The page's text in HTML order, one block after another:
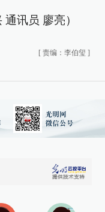
讯员 廖亮）
[ 责编：李伯玺 ]